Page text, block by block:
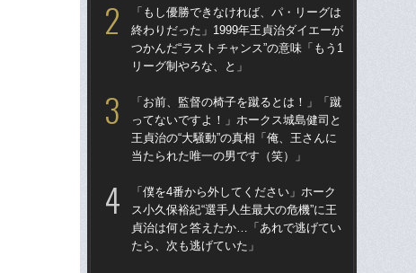
「もし優勝できなければ、パ・リーグは
終わりだった」1999年王貞治ダイエーが
つかんだ“ラストチャンス”の意味「もう1
リーグ制やろな、と」
「お前、監督の椅子を蹴るとは！」「蹴
ってないですよ！」ホークス城島健司と
王貞治の“大騒動”の真相「俺、王さんに
当たられた唯一の男です（笑）」
「僕を4番から外してください」ホーク
ス小久保裕紀“選手人生最大の危機”に王
貞治は何と答えたか…「あれで逃げてい
たら、次も逃げていた」